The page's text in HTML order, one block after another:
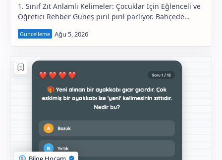
4. Sınıf Grubu
1. Sınıf Zıt Anlamlı Kelimeler: Çocuklar İçin Eğlenceli ve
Öğretici Rehber Güneş pırıl pırıl parlıyor. Bahçede
koşuşturan çocuklar kahkahalar atı…